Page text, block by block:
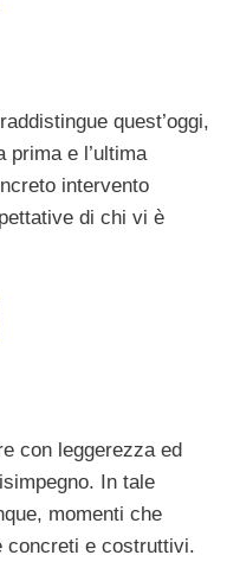
quest’oggi,
prima e l’ultima
intervento
di chi vi è
con leggerezza ed
In tale
momenti che
concreti e costruttivi.